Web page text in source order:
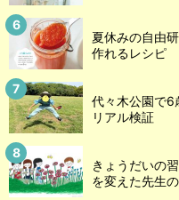
夏休みの自由
作れるレシピ
代々木公園で6
リアル検証
きょうだいの
を変えた先生